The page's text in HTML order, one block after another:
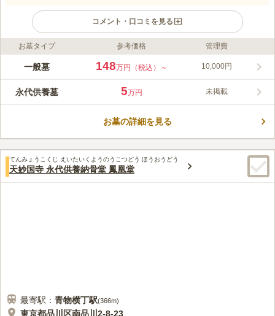
コメント・口コミを見る
ライフドット編集部のコメント
洋風レンガの歩道で、綺麗に手入れをされた芝生の明るい霊園で
ています。 お墓は「永代使用」または「20年有期限使用」のど
ちらかを選択することができます。使用後は敷地内の合祀墓「日
契約後に使用期限の変更もできるので、将来ご家庭の状況に合わ
も可能です。
この霊園はまだ誰からも評価されていません。
お墓タイプ 参考価格 管理費
一般墓 148万円（税込）～ 10,000円
永代供養墓 5万円 未掲載
お墓の詳細を見る
てんみょうこくじ えいたいくようのうこつどう ほうおうどう
天妙国寺 永代供養納骨堂 鳳凰堂
最寄駅： 青物横丁駅(366m)
東京都品川区南品川2-8-23